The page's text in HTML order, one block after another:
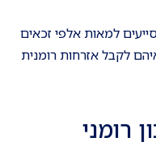
למאות אלפי זכאים
לקבל אזרחות רומנית
רומני